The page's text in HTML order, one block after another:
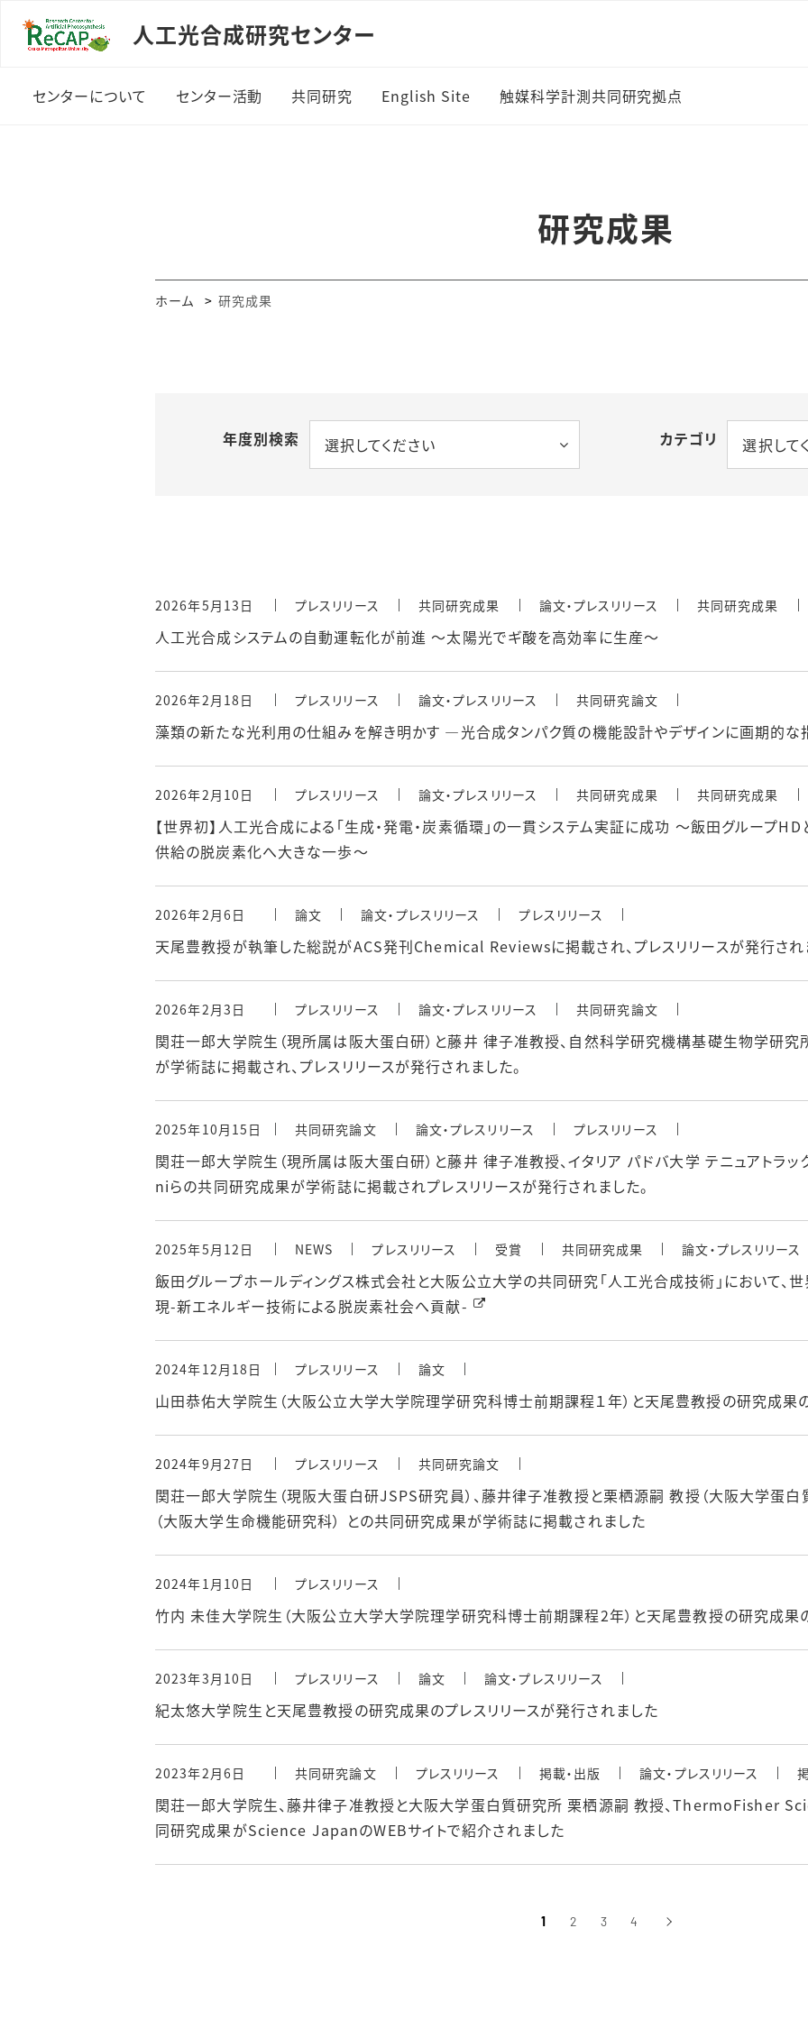
人工光合成研究センター
センターについて センター活動
活動の記録
共同研究 English Site 触媒科学計測共同研究拠点
研究成果
ホーム 研究成果
年度別検索 選択してください カテゴリ 選択して
2026年5月13日 プレスリリース 共同研究成果 論文・プレスリリース 共同研究成果
人工光合成システムの自動運転化が前進 ～太陽光でギ酸を高効率に生産～
2026年2月18日 プレスリリース 論文・プレスリリース 共同研究論文
藻類の新たな光利用の仕組みを解き明かす ―光合成タンパク質の機能設計やデザインに画期的
2026年2月10日 プレスリリース 論文・プレスリリース 共同研究成果 共同研究成果
【世界初】人工光合成による「生成・発電・炭素循環」の一貫システム実証に成功 ～飯田グループ
供給の脱炭素化へ大きな一歩～
2026年2月6日 論文 論文・プレスリリース プレスリリース
天尾豊教授が執筆した総説がACS発刊Chemical Reviewsに掲載され、プレスリリースが発行され
2026年2月3日 プレスリリース 論文・プレスリリース 共同研究論文
関荘一郎大学院生（現所属は阪大蛋白研）と藤井 律子准教授、自然科学研究機構基礎生物学研
が学術誌に掲載され、プレスリリースが発行されました。
2025年10月15日 共同研究論文 論文・プレスリリース プレスリリース
関荘一郎大学院生（現所属は阪大蛋白研）と藤井 律子准教授、イタリア パドバ大学 テニュアト
niらの共同研究成果が学術誌に掲載されプレスリリースが発行されました。
2025年5月12日 NEWS プレスリリース 受賞 共同研究成果 論文・プレスリリース
飯田グループホールディングス株式会社と大阪公立大学の共同研究「人工光合成技術」において、
現-新エネルギー技術による脱炭素社会へ貢献-
2024年12月18日 プレスリリース 論文
山田恭佑大学院生（大阪公立大学大学院理学研究科博士前期課程１年）と天尾豊教授の研究成果
2024年9月27日 プレスリリース 共同研究論文
関荘一郎大学院生（現阪大蛋白研JSPS研究員）、藤井律子准教授と栗栖源嗣 教授（大阪大学蛋白
（大阪大学生命機能研究科） との共同研究成果が学術誌に掲載されました
2024年1月10日 プレスリリース
竹内 未佳大学院生（大阪公立大学大学院理学研究科博士前期課程2年）と天尾豊教授の研究成果
2023年3月10日 プレスリリース 論文 論文・プレスリリース
紀太悠大学院生と天尾豊教授の研究成果のプレスリリースが発行されました
2023年2月6日 共同研究論文 プレスリリース 掲載・出版 論文・プレスリリース
関荘一郎大学院生、藤井律子准教授と大阪大学蛋白質研究所 栗栖源嗣 教授、ThermoFisher
同研究成果がScience JapanのWEBサイトで紹介されました
1 2 3 4 ›次へ